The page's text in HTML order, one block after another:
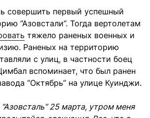
совершить первый успешный
“Азовстали”. Тогда вертолетам
тяжело раненых военных и
Раненых на территорию
с улиц, в частности боец
вспоминает, что был ранен
“Октябрь” на улице Куинджи.
25 марта, утром меня